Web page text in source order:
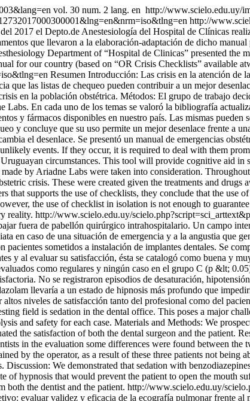
vol. 30 num. 2 lang. en http://www.scielo.edu.uy/
http://
2017 el Depto.de Anestesiología del Hospital de Clínicas
que llevaron a la elaboración-adaptación de dicho manual
Department of “Hospital de Clinicas” presented the
for our country (based on “OR Crisis Checklists” available
Resumen Introducción: Las crisis en la atención de
que las listas de chequeo pueden contribuir a un mejor
en la población obstétrica. Métodos: El grupo de trabajo
Labs. En cada uno de los temas se valoró la bibliografía
y fármacos disponibles en nuestro país. Las mismas
y concluye que su uso permite un mejor desenlace frente a
el desenlace. Se presentó un manual de emergencias
events. If they occur, it is required to deal with them
circumstances. This tool will provide cognitive aid
by Ariadne Labs were taken into consideration.
crisis. These were created given the treatments and
that supports the use of checklists, they conclude that the use
the use of checklist in isolation is not enough to
reality. http://www.scielo.edu.uy/
fuera de pabellón quirúrgico intrahospitalario. Un campo
en caso de una situación de emergencia y a la angustia que
sometidos a instalación de implantes dentales. Se
y al evaluar su satisfacción, ésta se catalogó como buena y
como regulares y ningún caso en el grupo C (p &lt;
No se registraron episodios de desaturación,
llevaría a un estado de hipnosis más profundo que
niveles de satisfacción tanto del profesional como del
field is sedation in the dental office. This poses a major
and safety for each case. Materials and Methods: We
the satisfaction of both the dental surgeon and the patient.
in the evaluation some differences were found between the
by the operator, as a result of these three patients not being
We demonstrated that sedation with
of hypnosis that would prevent the patient to open the
both the dentist and the patient. http://www.scielo.edu.uy/
evaluar validez y eficacia de la ecografía pulmonar frente